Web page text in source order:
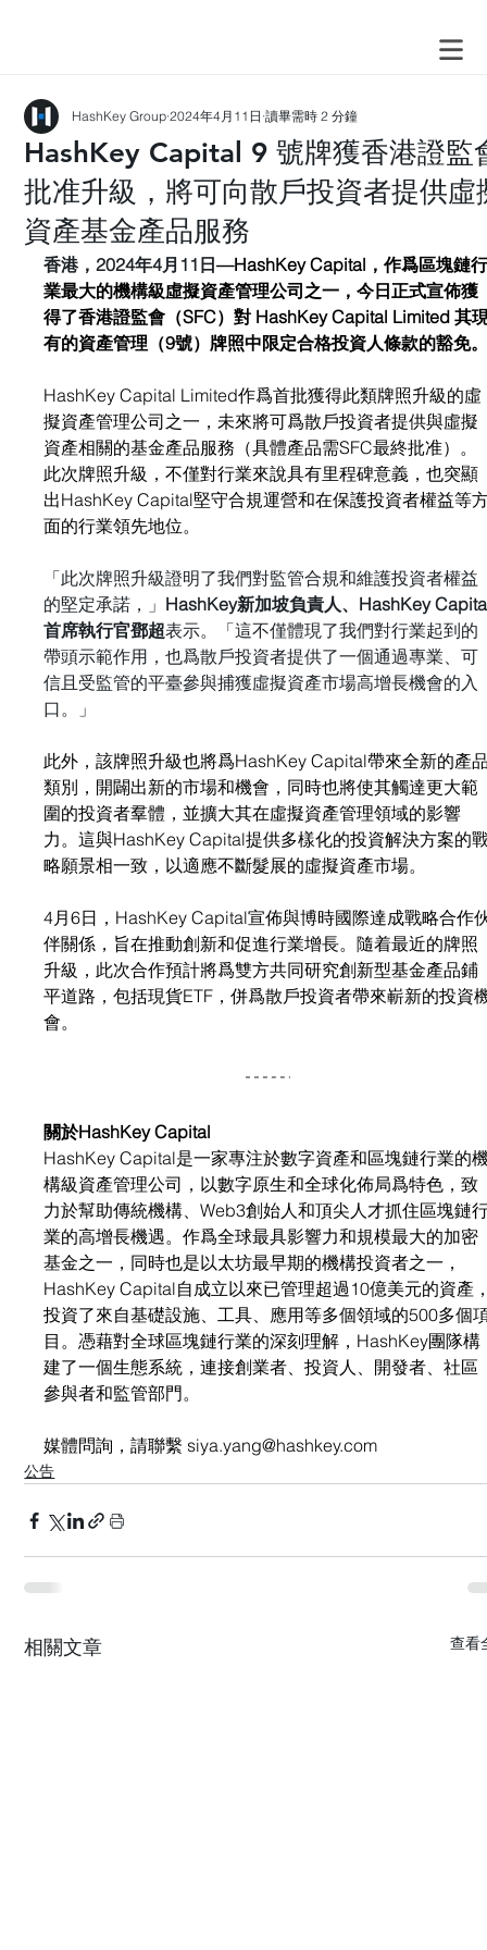
HashKey Capital 9 號牌獲香港證監
批准升級，將可向散戶投資者提供虛
資產基金產品服務
HashKey Group 2024年4月11日 讀畢需時 2 分鐘
香港，2024年4月11日—HashKey Capital，作爲區塊鏈
業最大的機構級虛擬資產管理公司之一，今日正式宣佈獲
得了香港證監會（SFC）對 HashKey Capital Limited 其
有的資產管理（9號）牌照中限定合格投資人條款的豁免
HashKey Capital Limited作爲首批獲得此類牌照升級的虛
擬資產管理公司之一，未來將可爲散戶投資者提供與虛擬
資產相關的基金產品服務（具體產品需SFC最終批准）。
此次牌照升級，不僅對行業來說具有里程碑意義，也突顯
出HashKey Capital堅守合規運營和在保護投資者權益等
面的行業領先地位。
「此次牌照升級證明了我們對監管合規和維護投資者權益
的堅定承諾，」 HashKey新加坡負責人、HashKey
首席執行官鄧超表示。「這不僅體現了我們對行業起到的
帶頭示範作用，也爲散戶投資者提供了一個通過專業、可
信且受監管的平臺參與捕獲虛擬資產市場高增長機會的入
口。」
此外，該牌照升級也將爲HashKey Capital帶來全新的產
類別，開闢出新的市場和機會，同時也將使其觸達更大範
圍的投資者羣體，並擴大其在虛擬資產管理領域的影響
力。這與HashKey Capital提供多樣化的投資解決方案的
略願景相一致，以適應不斷髮展的虛擬資產市場。
4月6日，HashKey Capital宣佈與博時國際達成戰略合作
伴關係，旨在推動創新和促進行業增長。隨着最近的牌照
升級，此次合作預計將爲雙方共同研究創新型基金產品鋪
平道路，包括現貨ETF，併爲散戶投資者帶來嶄新的投資
會。
關於HashKey Capital
HashKey Capital是一家專注於數字資產和區塊鏈行業的
構級資產管理公司，以數字原生和全球化佈局爲特色，致
力於幫助傳統機構、Web3創始人和頂尖人才抓住區塊鏈
業的高增長機遇。作爲全球最具影響力和規模最大的加密
基金之一，同時也是以太坊最早期的機構投資者之一，
HashKey Capital自成立以來已管理超過10億美元的資產
投資了來自基礎設施、工具、應用等多個領域的500多個
目。憑藉對全球區塊鏈行業的深刻理解，HashKey團隊構
建了一個生態系統，連接創業者、投資人、開發者、社區
參與者和監管部門。
媒體問詢，請聯繫 siya.yang@hashkey.com
公告
相關文章 查看